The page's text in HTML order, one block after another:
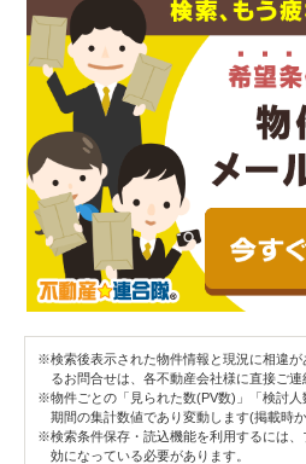
※検索後表示された物件情報と現況に相違
るお問合せは、各不動産会社様に直接ご連
※物件ごとの「見られた数(PV数)」「検討
期間の集計数値であり変動します(掲載時
※検索条件保存・読込機能を利用するには
効になっている必要があります。